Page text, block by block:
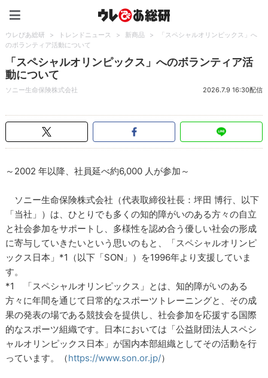
ウレぴあ総研 > トレンドニュース > 新商品 >
「スペシャルオリンピックス」へ
のボランティア活動について
「スペシャルオリンピックス」へのボランティア活
動について
ソニー生命保険株式会社 2026.7.9 16:30配信
～2002 年以降、社員延べ約6,000 人が参加～
ソニー生命保険株式会社（代表取締役社長：坪田 博行、以下
「当社」）は、ひとりでも多くの知的障がいのある方々の自立
と社会参加をサポートし、多様性を認め合う優しい社会の形成
に寄与していきたいという思いのもと、「スペシャルオリンピ
ックス日本」*1（以下「SON」）を1996年より支援していま
す。
*1 「スペシャルオリンピックス」とは、知的障がいのある
方々に年間を通じて日常的なスポーツトレーニングと、その成
果の発表の場である競技会を提供し、社会参加を応援する国際
的なスポーツ組織です。日本においては「公益財団法人スペシ
ャルオリンピックス日本」が国内本部組織としてその活動を行
っています。（https://www.son.or.jp/）